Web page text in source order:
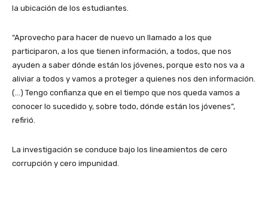
la ubicación de los estudiantes.
“Aprovecho para hacer de nuevo un llamado a los que
participaron, a los que tienen información, a todos, que nos
ayuden a saber dónde están los jóvenes, porque esto nos va a
aliviar a todos y vamos a proteger a quienes nos den información.
(…) Tengo confianza que en el tiempo que nos queda vamos a
conocer lo sucedido y, sobre todo, dónde están los jóvenes”,
refirió.
La investigación se conduce bajo los lineamientos de cero
corrupción y cero impunidad.